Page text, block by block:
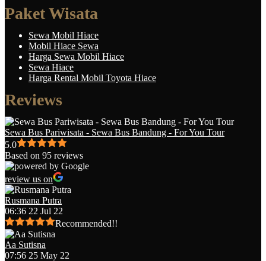
Paket Wisata
Sewa Mobil Hiace
Mobil Hiace Sewa
Harga Sewa Mobil Hiace
Sewa Hiace
Harga Rental Mobil Toyota Hiace
Reviews
Sewa Bus Pariwisata - Sewa Bus Bandung - For You Tour
5.0
Based on 95 reviews
review us on
Rusmana Putra
06:36 22 Jul 22
Recommended!!
Aa Sutisna
07:56 25 May 22